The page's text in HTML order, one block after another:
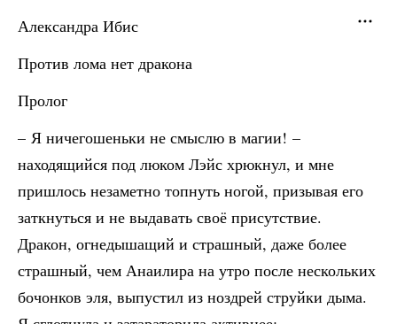
Александра Ибис
Против лома нет дракона
Пролог
– Я ничегошеньки не смыслю в магии! –
находящийся под люком Лэйс хрюкнул, и мне
пришлось незаметно топнуть ногой, призывая его
заткнуться и не выдавать своё присутствие.
Дракон, огнедышащий и страшный, даже более
страшный, чем Анаилира на утро после нескольких
бочонков эля, выпустил из ноздрей струйки дыма.